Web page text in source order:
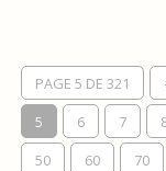
PAGE 5 DE 321
5
6 7
50
60 70